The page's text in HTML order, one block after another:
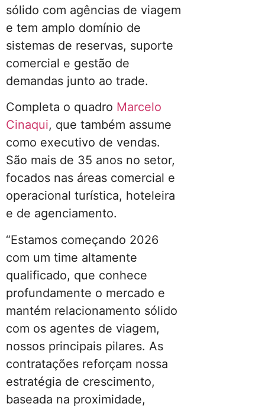
sólido com agências de viagem
e tem amplo domínio de
sistemas de reservas, suporte
comercial e gestão de
demandas junto ao trade.
Completa o quadro Marcelo
Cinaqui, que também assume
como executivo de vendas.
São mais de 35 anos no setor,
focados nas áreas comercial e
operacional turística, hoteleira
e de agenciamento.
“Estamos começando 2026
com um time altamente
qualificado, que conhece
profundamente o mercado e
mantém relacionamento sólido
com os agentes de viagem,
nossos principais pilares. As
contratações reforçam nossa
estratégia de crescimento,
baseada na proximidade,